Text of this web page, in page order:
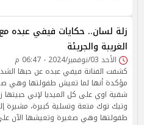
زلة لسان.. حكايات فيفي عبده
الغريبة والجريئة
الأحد 03/نوفمبر/2024 - 06:47 م
كشفت الفنانة فيفي عبده عن حبها
مؤكدة أنها لما تعيش طفولتها وهي
شقية اوي على كل الميديا لإني
وتيك توك متعة وتسلية كبيرة، مشيرة
طفولتها وهي صغيرة وتعيشها الآن